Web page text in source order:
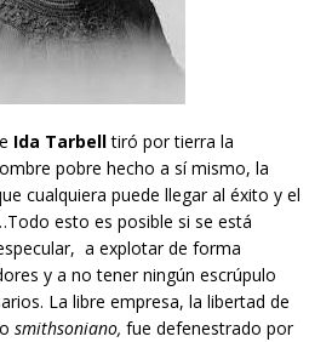
Ida Tarbelltiró por tierra la
pobre hecho a sí mismo, la
cualquiera puede llegar al éxito y el
esto es posible si se está
a explotar de forma
y a no tener ningún escrúpulo
La libre empresa, la libertad de
smithsoniano, fue defenestrado por